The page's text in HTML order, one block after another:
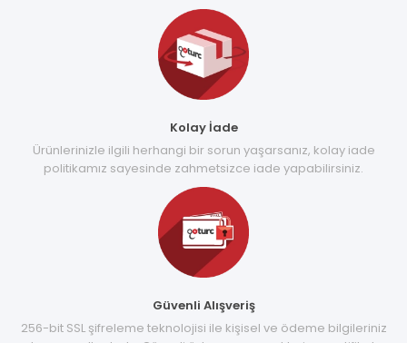
Kolay İade
Ürünlerinizle ilgili herhangi bir sorun yaşarsanız, kolay iade
politikamız sayesinde zahmetsizce iade yapabilirsiniz.
Güvenli Alışveriş
256-bit SSL şifreleme teknolojisi ile kişisel ve ödeme bilgileriniz